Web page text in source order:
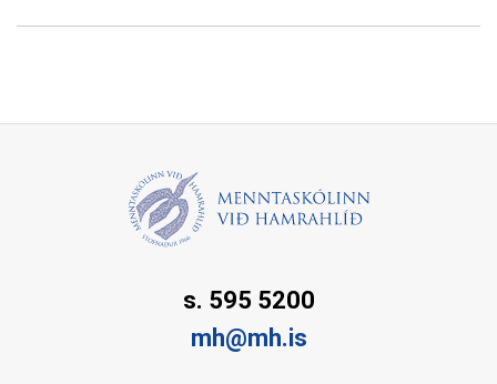
s. 595 5200
mh@mh.is